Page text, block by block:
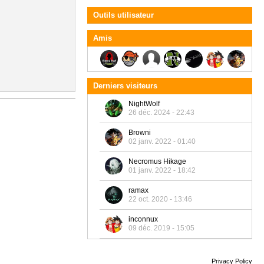
Outils utilisateur
Amis
Derniers visiteurs
NightWolf
26 déc. 2024 - 22:43
Browni
02 janv. 2022 - 01:40
Necromus Hikage
01 janv. 2022 - 18:42
ramax
22 oct. 2020 - 13:46
inconnux
09 déc. 2019 - 15:05
Privacy Policy